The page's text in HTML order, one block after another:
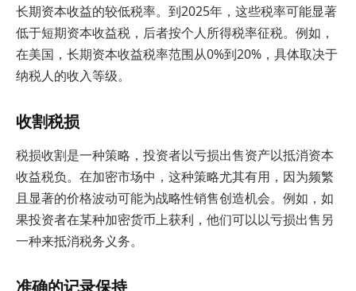
长期资本收益的较低税率。到2025年，这些税率可能显著
低于短期资本收益税，后者按个人所得税率征税。例如，
在美国，长期资本收益税率范围从0%到20%，具体取决于
纳税人的收入等级。
收割税损
税损收割是一种策略，投资者以亏损出售资产以抵消资本
收益税负。在加密市场中，这种策略尤其有用，因为频繁
且显著的价格波动可能为战略性销售创造机会。例如，如
果投资者在某种加密货币上获利，他们可以以亏损出售另
一种来抵消税务义务。
准确的记录保持